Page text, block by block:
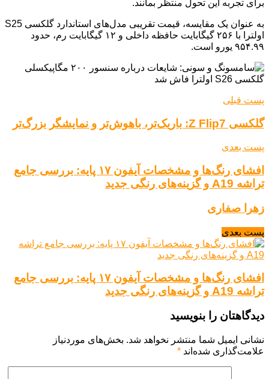
برای تجربه این تحول منتظر بمانند.
به عنوان یک مقایسه، قیمت تقریبی مدل‌های استاندارد گلکسی S25
اولترا با ۲۵۶ گیگابایت حافظه داخلی و ۱۲ گیگابایت رم، حدود
۹۵۴.۹۹ یورو است.
پست قبلی
گلکسی Z Flip7: باریک‌تر، باهوش‌تر و نمایشگر بزرگ‌تر
پست بعدی
افشای رنگ‌ها و مشخصات آیفون ۱۷ پایه: بررسی جامع
تراشه A19 و گزینه‌های رنگی جدید
زهرا صفاری
پست بعدی
افشای رنگ‌ها و مشخصات آیفون ۱۷ پایه: بررسی جامع
تراشه A19 و گزینه‌های رنگی جدید
دیدگاهتان را بنویسید
نشانی ایمیل شما منتشر نخواهد شد. بخش‌های موردنیاز
علامت‌گذاری شده‌اند *